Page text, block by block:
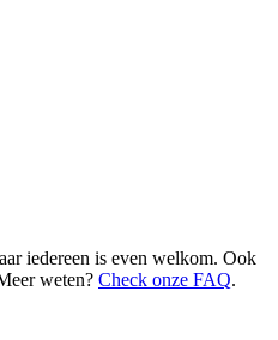
iedereen is even welkom. Ook
weten? Check onze FAQ.